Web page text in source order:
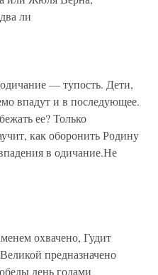
ли
— тупость. Дети,
впадут и в последующее.
ее? Только
как оборонить Родину
в одичание.Не
охвачено, Гудит
предназначено
день годами